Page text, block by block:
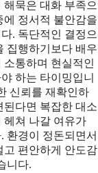
해묵은 대화 부족으
에 정서적 불안감을
. 독단적인 결정으
집행하기보다 배우
소통하며 현실적인
하는 타이밍입니
신뢰를 재확인하
된다면 복잡한 대소
헤쳐 나갈 여유가
환경이 정돈되면서
고 편안하게 안도감
니다.